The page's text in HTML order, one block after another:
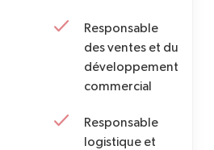
Responsable
des ventes et du
développement
commercial
Responsable
logistique et